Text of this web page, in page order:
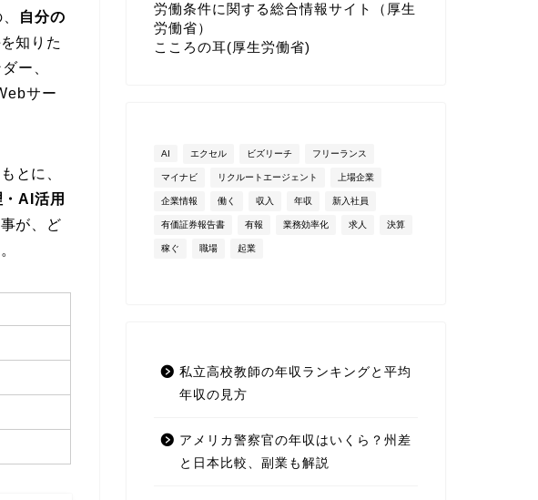
自分の
を知りた
ー、
サー
とに、
AI活用
が、ど
労働条件に関する総合情報サイト（厚生
労働省）
こころの耳(厚生労働省)
AI エクセル ビズリーチ フリーランス
マイナビ リクルートエージェント 上場企業
企業情報 働く 収入 年収 新入社員
有価証券報告書 有報 業務効率化 求人 決算
稼ぐ 職場 起業
私立高校教師の年収ランキングと平均
年収の見方
アメリカ警察官の年収はいくら？州差
と日本比較、副業も解説